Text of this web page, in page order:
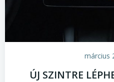
március
ÚJ SZINTRE